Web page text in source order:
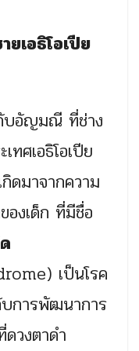
ยเอธิโอเปีย
กับอัญมณี ที่ช่าง
ศเอธิโอเปีย
ดมาจากความ
องเด็ก ที่มีชื่อ
เป็นโรค
บการพัฒนาการ
วงตาดำ